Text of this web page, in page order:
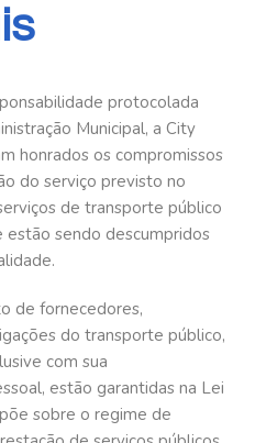
protocolada
Municipal, a City
honrados os compromissos
do serviço previsto no
de transporte público
sendo descumpridos
de fornecedores,
do transporte público,
com sua
estão garantidas na Lei
sobre o regime de